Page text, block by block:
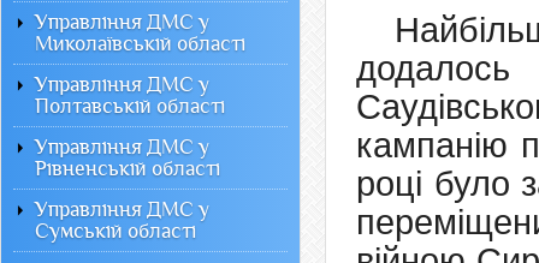
кампанію
році було
Управління ДМС у
Миколаївській області
Управління ДМС у
Полтавській області
Управління ДМС у
Рівненській області
Управління ДМС у
Сумській області